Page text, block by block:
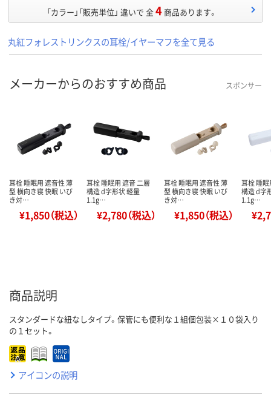
「カラー」「販売単位」 違いで 全4 商品あります。
丸紅フォレストリンクスの耳栓/イヤーマフを全て見る
メーカーからのおすすめ商品 スポンサー
耳栓 睡眠用 遮音性 薄
型 横向き寝 快眠 いび
き対…
¥1,850（税込）
耳栓 睡眠用 遮音 二層
構造 d字形状 軽量
1.1g…
¥2,780（税込）
耳栓 睡眠用 遮音性 薄
型 横向き寝 快眠 いび
き対…
¥1,850（税込）
耳栓 睡
構造 d字
1.1g…
商品説明
スタンダードな紐なしタイプ。保管にも便利な１組個包装×１０袋入り
の１セット。
アイコンの説明